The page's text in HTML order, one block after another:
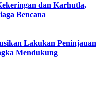
dan Karhutla,
Bencana
Lakukan Peninjauan
Mendukung